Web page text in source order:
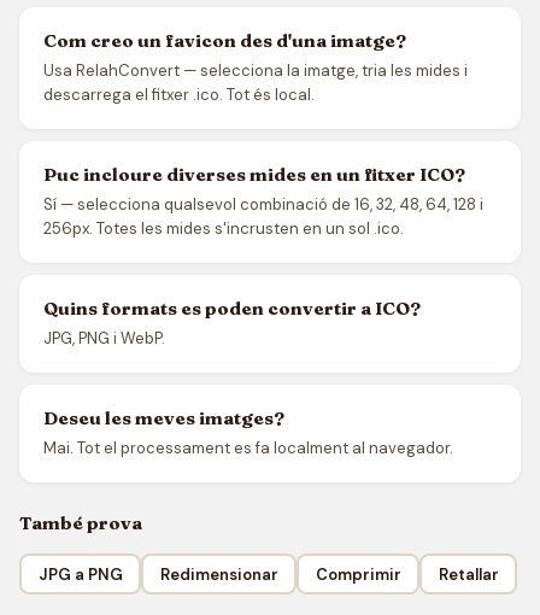
Com creo un favicon des d'una imatge?
Usa RelahConvert — selecciona la imatge, tria les mides i
descarrega el fitxer .ico. Tot és local.
Puc incloure diverses mides en un fitxer ICO?
Sí — selecciona qualsevol combinació de 16, 32, 48, 64, 128 i
256px. Totes les mides s'incrusten en un sol .ico.
Quins formats es poden convertir a ICO?
JPG, PNG i WebP.
Deseu les meves imatges?
Mai. Tot el processament es fa localment al navegador.
També prova
JPG a PNG Redimensionar Comprimir Retallar